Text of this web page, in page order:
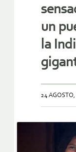
un
la
24